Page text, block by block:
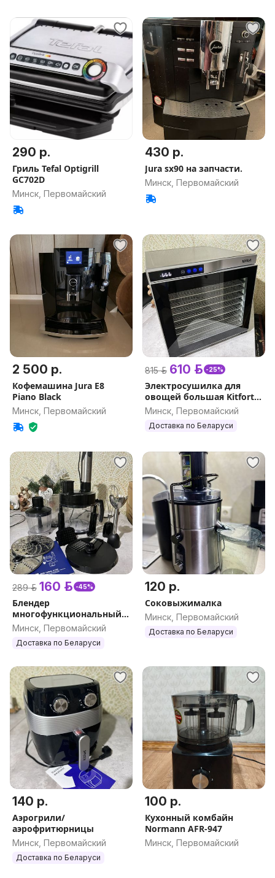
290 р.
Гриль Tefal Optigrill
GC702D
Минск, Первомайский
430 р.
Jura sx90 на запчасти.
Минск, Первомайский
2 500 р.
Кофемашина Jura E8
Piano Black
Минск, Первомайский
815 р. 610 р. -25%
Электросушилка для
овощей большая Kitfort
KT-1910
Минск, Первомайский
Доставка по Беларуси
289 р. 160 р. -45%
Блендер
многофункциональный
Polaris PHB 1589 CUBE
Минск, Первомайский
Доставка по Беларуси
120 р.
Соковыжималка
Минск, Первомайский
Доставка по Беларуси
140 р.
Аэрогрили/
аэрофритюрницы
Минск, Первомайский
Доставка по Беларуси
100 р.
Кухонный комбайн
Normann AFR-947
Минск, Первомайский